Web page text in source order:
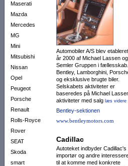
Maserati
Mazda
Mercedes
MG
Mini
Mitsubishi
Nissan
Opel
Peugeot
Porsche
Renault
Rolls-Royce
Rover
SEAT
Skoda
smart
Automobiler A/S blev
år 2000 af Michael Lassen og
Semler Gruppen i fællesskab.
Bentley, Lamborghini,
og eksklusive brugte biler.
Selskabets aktiviteter er
baseredes på Michael
aktiviteter med salg læs videre
Bentley-sektionen
www.bentleymotors.com
Cadillac
Autoteket indbyder Cadillac's
importør og andre
til at komme med konkrete